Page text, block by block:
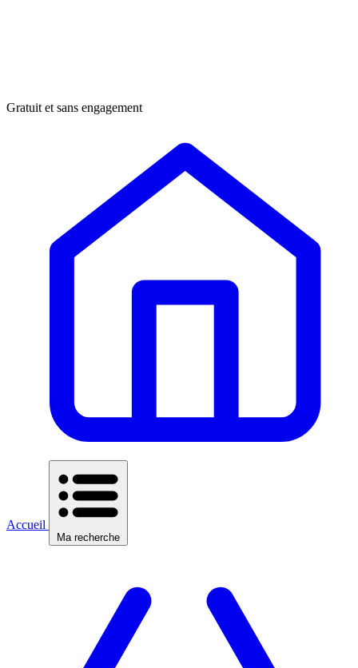
Gratuit et sans engagement
Accueil
Ma recherche